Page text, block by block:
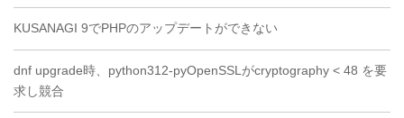
KUSANAGI 9でPHPのアップデートができない
dnf upgrade時、python312-pyOpenSSLがcryptography < 48 を要
求し競合